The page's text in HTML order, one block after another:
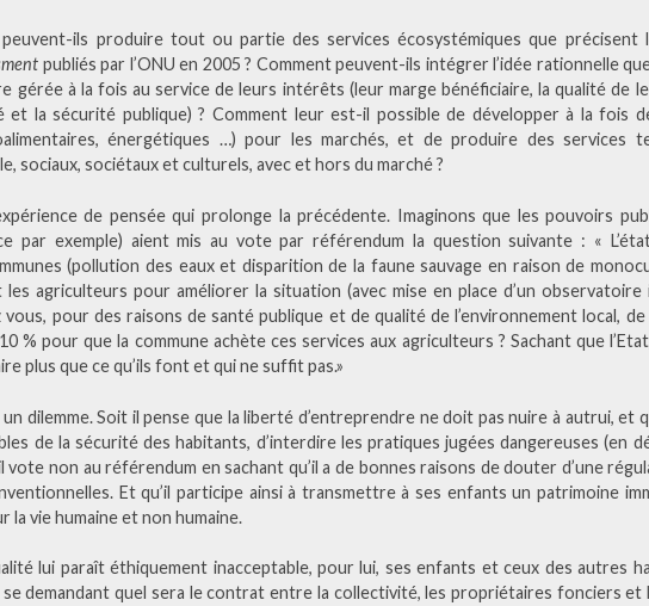
ils produire tout ou partie des services écosystémiques que précisent
publiés par l’ONU en 2005 ? Comment peuvent-ils intégrer l’idée rationnelle
gérée à la fois au service de leurs intérêts (leur marge bénéficiaire, la qualité de
la sécurité publique) ? Comment leur est-il possible de développer à la fois
énergétiques …) pour les marchés, et de produire des services
sociaux, sociétaux et culturels, avec et hors du marché ?
de pensée qui prolonge la précédente. Imaginons que les pouvoirs
par exemple) aient mis au vote par référendum la question suivante : «
(pollution des eaux et disparition de la faune sauvage en raison de
les agriculteurs pour améliorer la situation (avec mise en place d’un observatoire
vous, pour des raisons de santé publique et de qualité de l’environnement local,
% pour que la commune achète ces services aux agriculteurs ? Sachant que
plus que ce qu’ils font et qui ne suffit pas.»
dilemme. Soit il pense que la liberté d’entreprendre ne doit pas nuire à autrui, et
de la sécurité des habitants, d’interdire les pratiques jugées dangereuses (en
vote non au référendum en sachant qu’il a de bonnes raisons de douter d’une
Et qu’il participe ainsi à transmettre à ses enfants un patrimoine
vie humaine et non humaine.
lui paraît éthiquement inacceptable, pour lui, ses enfants et ceux des autres
demandant quel sera le contrat entre la collectivité, les propriétaires fonciers et